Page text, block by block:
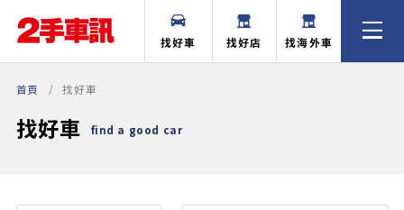
找好車 找好店 找海外車
首頁 找好車
找好車 find a good car